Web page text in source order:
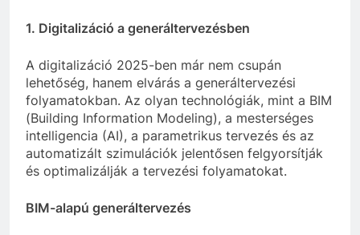
1. Digitalizáció a generáltervezésben
A digitalizáció 2025-ben már nem csupán
lehetőség, hanem elvárás a generáltervezési
folyamatokban. Az olyan technológiák, mint a BIM
(Building Information Modeling), a mesterséges
intelligencia (AI), a parametrikus tervezés és az
automatizált szimulációk jelentősen felgyorsítják
és optimalizálják a tervezési folyamatokat.
BIM-alapú generáltervezés